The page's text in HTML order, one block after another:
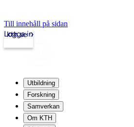
Till innehåll på sidan
kth.se
Logga in
Utbildning
Forskning
Samverkan
Om KTH